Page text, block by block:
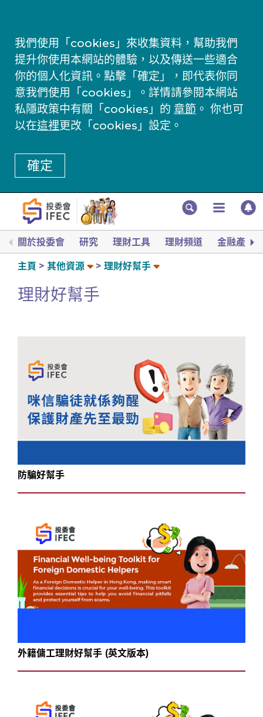
我們使用「cookies」來收集資料，幫助我們
提升你使用本網站的體驗，以及傳送一些適合
你的個人化資訊。點擊「確定」，即代表你同
意我們使用「cookies」。詳情請參閱本網站
私隱政策中有關「cookies」的 章節 。 你也可
以在這裡更改「cookies」設定。
確定
關於投委會 研究 理財工具 理財頻道 金融產品
主頁 其他資源 理財好幫手
理財好幫手
防騙好幫手
外籍傭工理財好幫手 (英文版本)